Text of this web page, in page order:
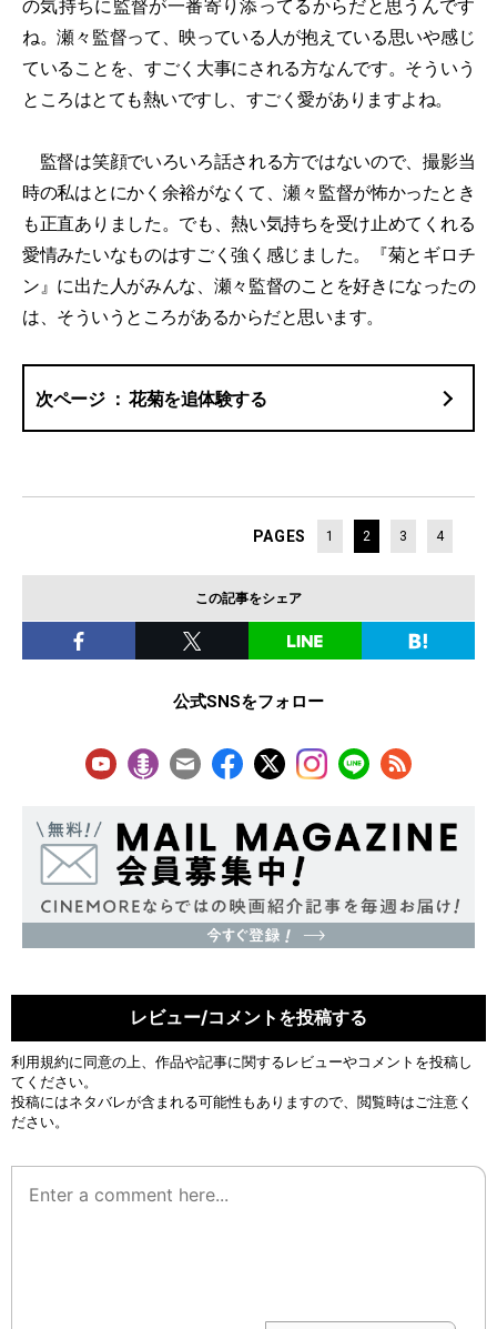
の気持ちに監督が一番寄り添ってるからだと思うんです
ね。瀬々監督って、映っている人が抱えている思いや感じ
ていることを、すごく大事にされる方なんです。そういう
ところはとても熱いですし、すごく愛がありますよね。
監督は笑顔でいろいろ話される方ではないので、撮影当
時の私はとにかく余裕がなくて、瀬々監督が怖かったとき
も正直ありました。でも、熱い気持ちを受け止めてくれる
愛情みたいなものはすごく強く感じました。『菊とギロチ
ン』に出た人がみんな、瀬々監督のことを好きになったの
は、そういうところがあるからだと思います。
花菊を追体験する
PAGES 1 2 3 4
この記事をシェア
公式SNSをフォロー
レビュー/コメントを投稿する
利用規約に同意の上、作品や記事に関するレビューやコメントを投稿し
てください。
投稿にはネタバレが含まれる可能性もありますので、閲覧時はご注意く
ださい。